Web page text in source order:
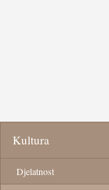
Kultura
Djelatnost